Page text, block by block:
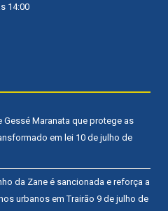
14:00
Maranata que protege as
em lei 10 de julho de
da Zane é sancionada e reforça a
urbanos em Trairão 9 de julho de